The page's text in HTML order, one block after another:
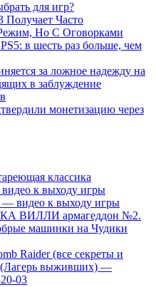
для игр?
Получает Часто
Но С Оговорками
в шесть раз больше, чем
за ложное надежду на
в заблуждение
монетизацию через
классика
к выходу игры
— видео к выходу игры
ВИЛЛИ армагеддон №2.
машинки на Чудики
Raider (все секреты и
(Лагерь выживших) —
03